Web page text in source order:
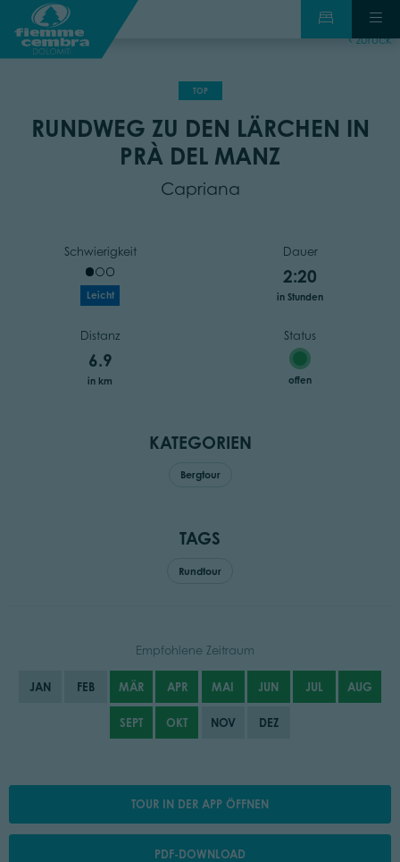
zurück
TOP
RUNDWEG ZU DEN LÄRCHEN IN
PRÀ DEL MANZ
Capriana
Schwierigkeit
Leicht
Dauer
2:20
in Stunden
Distanz
6.9
in km
Status
offen
KATEGORIEN
Bergtour
TAGS
Rundtour
Empfohlene Zeitraum
JAN FEB MÄR APR MAI JUN JUL AUG
SEPT OKT NOV DEZ
TOUR IN DER APP ÖFFNEN
PDF-DOWNLOAD